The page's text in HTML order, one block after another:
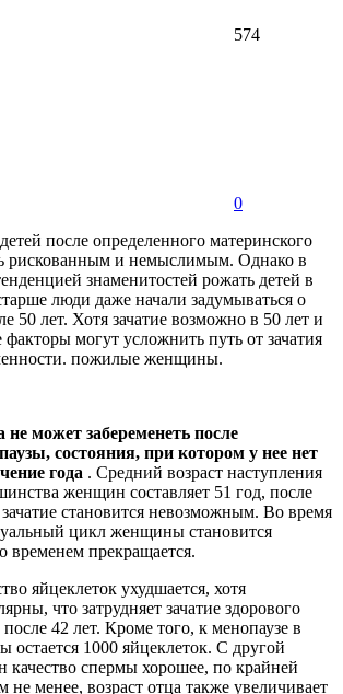
574
0
после определенного материнского
рискованным и немыслимым. Однако в
знаменитостей рожать детей в
люди даже начали задумываться о
50 лет. Хотя зачатие возможно в 50 лет и
могут усложнить путь от зачатия
пожилые женщины.
может забеременеть после
состояния, при котором у нее нет
года . Средний возраст наступления
женщин составляет 51 год, после
зачатие становится невозможным. Во время
цикл женщины становится
временем прекращается.
яйцеклеток ухудшается, хотя
что затрудняет зачатие здорового
42 лет. Кроме того, к менопаузе в
1000 яйцеклеток. С другой
спермы хорошее, по крайней
не менее, возраст отца также увеличивает